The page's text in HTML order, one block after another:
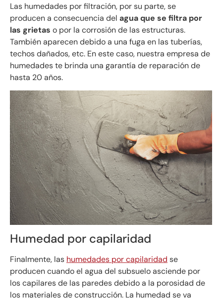
Las humedades por filtración, por su parte, se
producen a consecuencia del agua que se filtra por
las grietas o por la corrosión de las estructuras.
También aparecen debido a una fuga en las tuberías,
techos dañados, etc. En este caso, nuestra empresa de
humedades te brinda una garantía de reparación de
hasta 20 años.
Humedad por capilaridad
Finalmente, las humedades por capilaridad se
producen cuando el agua del subsuelo asciende por
los capilares de las paredes debido a la porosidad de
los materiales de construcción. La humedad se va